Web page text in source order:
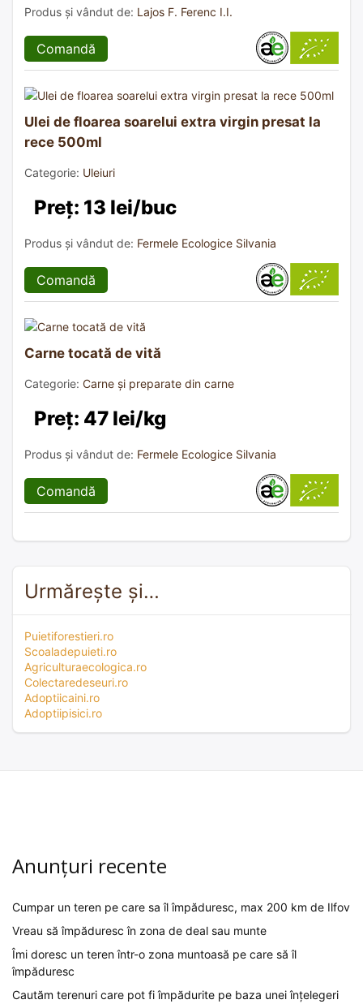
Produs și vândut de: Lajos F. Ferenc I.I.
Comandă
Ulei de floarea soarelui extra virgin presat la
rece 500ml
Categorie: Uleiuri
Preț: 13 lei/buc
Produs și vândut de: Fermele Ecologice Silvania
Comandă
Carne tocată de vită
Categorie: Carne și preparate din carne
Preț: 47 lei/kg
Produs și vândut de: Fermele Ecologice Silvania
Comandă
Urmărește și…
Puietiforestieri.ro
Scoaladepuieti.ro
Agriculturaecologica.ro
Colectaredeseuri.ro
Adoptiicaini.ro
Adoptiipisici.ro
Anunțuri recente
Cumpar un teren pe care sa îl împăduresc, max 200 km de Ilfov
Vreau să împăduresc în zona de deal sau munte
Îmi doresc un teren într-o zona muntoasă pe care să îl
împăduresc
Cautăm terenuri care pot fi împădurite pe baza unei înțelegeri